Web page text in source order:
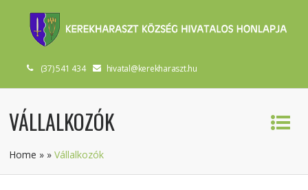
(37) 541 434 hivatal@kerekharaszt.hu
VÁLLALKOZÓK
Home » »Vállalkozók